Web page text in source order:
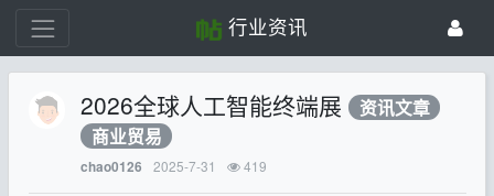
行业资讯
2026全球人工智能终端展 资讯文章
商业贸易
chao0126 2025-7-31 419